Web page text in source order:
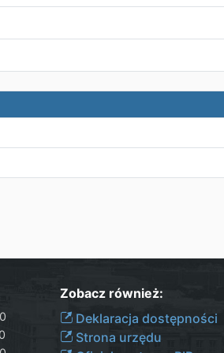
Zobacz również:
Deklaracja dostępności
Strona urzędu